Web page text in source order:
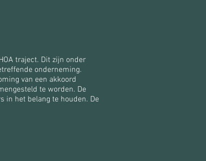
traject. Dit zijn onder
onderneming.
van een akkoord
te worden. De
in het belang te houden. De